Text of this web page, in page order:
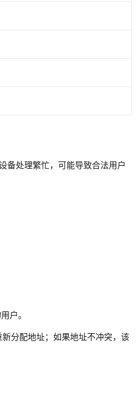
备处理繁忙，可能导致合法用户
户。
分配地址；如果地址不冲突，该